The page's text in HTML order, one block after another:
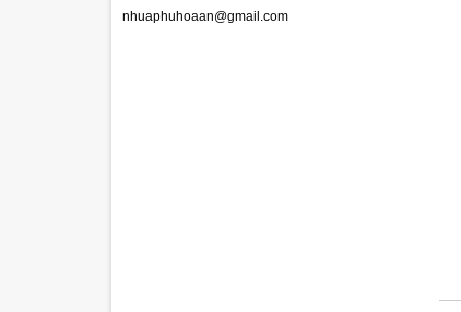
nhuaphuhoaan@gmail.com